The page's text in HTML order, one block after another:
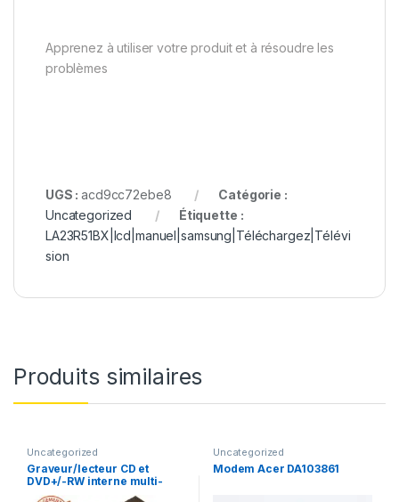
Apprenez à utiliser votre produit et à résoudre les
problèmes
UGS :acd9cc72ebe8
Catégorie :
Uncategorized
Étiquette :
LA23R51BX|lcd|manuel|samsung|Téléchargez|Télévi
sion
Produits similaires
Uncategorized
Graveur/lecteur CD et
DVD+/-RW interne multi-
recorder portable UJ-850
Uncategorized
Modem Acer DA103861